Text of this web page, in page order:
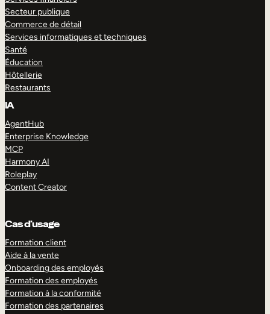
Secteur publique
Commerce de détail
Services informatiques et techniques
Santé
Éducation
Hôtellerie
Restaurants
IA
AgentHub
Enterprise Knowledge
MCP
Harmony AI
Roleplay
Content Creator
Cas d’usage
Formation client
Aide à la vente
Onboarding des employés
Formation des employés
Formation à la conformité
Formation des partenaires